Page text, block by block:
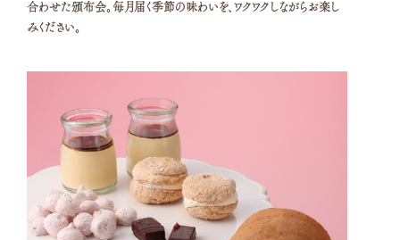
合わせた頒布会。 毎月届く季節の味わいを、ワクワクしながらお楽し
みください。